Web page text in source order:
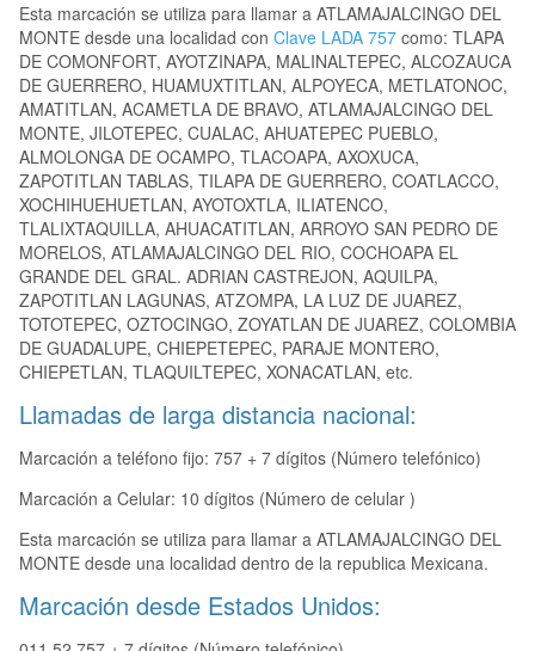
Esta marcación se utiliza para llamar a ATLAMAJALCINGO DEL
MONTE desde una localidad con Clave LADA 757 como: TLAPA
DE COMONFORT, AYOTZINAPA, MALINALTEPEC, ALCOZAUCA
DE GUERRERO, HUAMUXTITLAN, ALPOYECA, METLATONOC,
AMATITLAN, ACAMETLA DE BRAVO, ATLAMAJALCINGO DEL
MONTE, JILOTEPEC, CUALAC, AHUATEPEC PUEBLO,
ALMOLONGA DE OCAMPO, TLACOAPA, AXOXUCA,
ZAPOTITLAN TABLAS, TILAPA DE GUERRERO, COATLACCO,
XOCHIHUEHUETLAN, AYOTOXTLA, ILIATENCO,
TLALIXTAQUILLA, AHUACATITLAN, ARROYO SAN PEDRO DE
MORELOS, ATLAMAJALCINGO DEL RIO, COCHOAPA EL
GRANDE DEL GRAL. ADRIAN CASTREJON, AQUILPA,
ZAPOTITLAN LAGUNAS, ATZOMPA, LA LUZ DE JUAREZ,
TOTOTEPEC, OZTOCINGO, ZOYATLAN DE JUAREZ, COLOMBIA
DE GUADALUPE, CHIEPETEPEC, PARAJE MONTERO,
CHIEPETLAN, TLAQUILTEPEC, XONACATLAN, etc.
Llamadas de larga distancia nacional:
Marcación a teléfono fijo: 757 + 7 dígitos (Número telefónico)
Marcación a Celular: 10 dígitos (Número de celular )
Esta marcación se utiliza para llamar a ATLAMAJALCINGO DEL
MONTE desde una localidad dentro de la republica Mexicana.
Marcación desde Estados Unidos: